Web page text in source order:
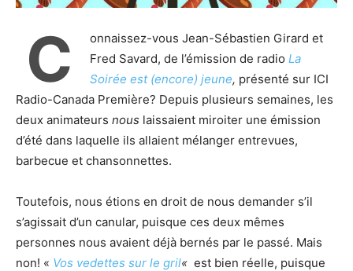
C
onnaissez-vous Jean-Sébastien Girard et
Fred Savard, de l’émission de radio La
Soirée est (encore) jeune, présenté sur ICI
Radio-Canada Première? Depuis plusieurs semaines, les
deux animateurs nous laissaient miroiter une émission
d’été dans laquelle ils allaient mélanger entrevues,
barbecue et chansonnettes.
Toutefois, nous étions en droit de nous demander s’il
s’agissait d’un canular, puisque ces deux mêmes
personnes nous avaient déjà bernés par le passé. Mais
non! « Vos vedettes sur le gril« est bien réelle, puisque